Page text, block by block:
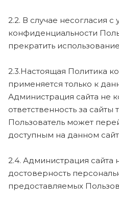
2.2. В случае несогласия
конфиденциальности
прекратить
2.3.Настоящая Политика
применяется только к
Администрация сайта не
ответственность за сайты
Пользователь может
доступным на данном
2.4. Администрация сайта
достоверность
предоставляемых